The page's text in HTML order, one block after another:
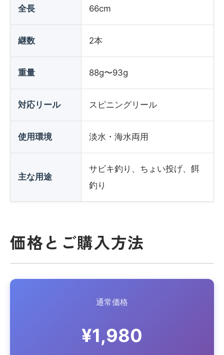
全長 66cm
継数 2本
重量 88g〜93g
対応リール スピニングリール
使用環境 淡水・海水両用
主な用途
サビキ釣り、ちょい投げ、餌
釣り
価格とご購入方法
通常価格
¥1,980